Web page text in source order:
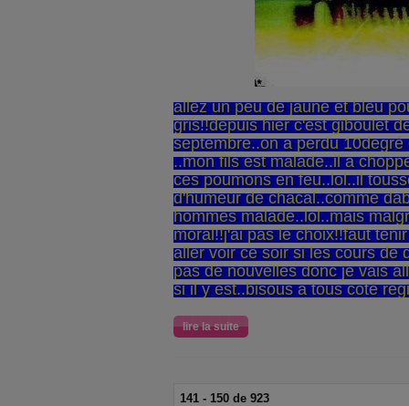
allez un peu de jaune et bleu
gris!!depuis hier c'est giboulet
septembre..on a perdu
..mon fils est malade..il a
ces poumons en feu..lol..il
d'humeur de chacal..comme
hommes malade..lol..mais
moral!!j'ai pas le choix!!faut
aller voir ce soir si les cours de
pas de nouvelles donc je vais
si il y est..bisous a tous coté
lire la suite
141 - 150 de 923